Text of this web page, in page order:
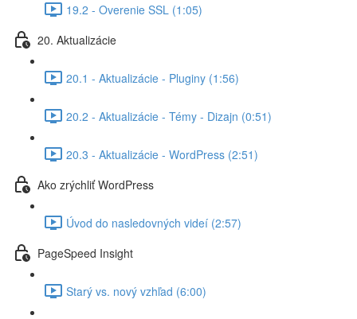
19.2 - Overenie SSL (1:05)
20. Aktualizácie
20.1 - Aktualizácie - Pluginy (1:56)
20.2 - Aktualizácie - Témy - Dizajn (0:51)
20.3 - Aktualizácie - WordPress (2:51)
Ako zrýchliť WordPress
Úvod do nasledovných videí (2:57)
PageSpeed Insight
Starý vs. nový vzhľad (6:00)